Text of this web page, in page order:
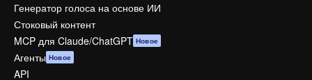
Генератор голоса на основе ИИ
Стоковый контент
MCP для Claude/ChatGPT Новое
Агенты Новое
API